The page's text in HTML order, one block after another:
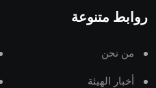
روابط متنوعة
من نحن
أخبار الهيئة